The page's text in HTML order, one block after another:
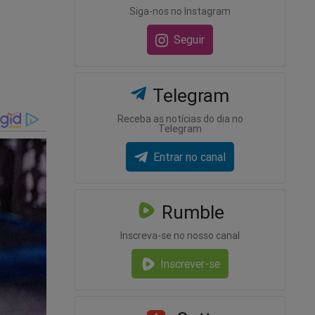
do
a
o
A
se
Siga-nos no Instagram
Seguir
Telegram
Receba as notícias do dia no
Telegram
Entrar no canal
Rumble
Inscreva-se no nosso canal
Inscrever-se